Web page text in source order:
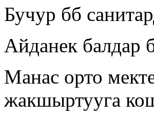
Бучур бб
Айданек балдар
Манас орто
жакшыртууга